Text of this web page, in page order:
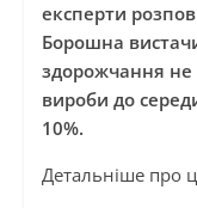
експерти
Борошна
здорожчання не
вироби до
10%.
Детальніше про